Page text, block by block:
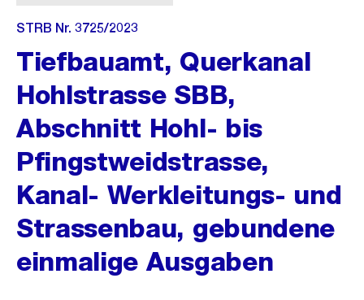
STRB Nr. 3725/2023
Tiefbauamt, Querkanal
Hohlstrasse SBB,
Abschnitt Hohl- bis
Pfingstweidstrasse,
Kanal- Werkleitungs- und
Strassenbau, gebundene
einmalige Ausgaben